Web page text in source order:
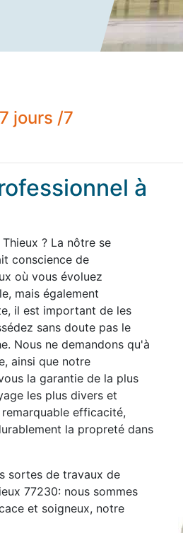
jours /7
à
? La nôtre se
conscience de
où vous évoluez
mais également
il est important de les
sans doute pas le
Nous ne demandons qu'à
ainsi que notre
la garantie de la plus
les plus divers et
efficacité,
la propreté dans
sortes de travaux de
77230: nous sommes
et soigneux, notre